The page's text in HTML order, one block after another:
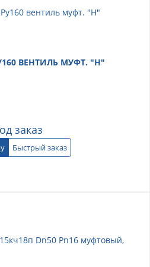
ВЕНТИЛЬ МУФТ. "Н"
заказ
Быстрый заказ